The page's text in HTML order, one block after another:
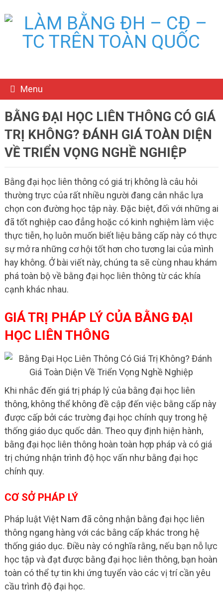
Menu
BẰNG ĐẠI HỌC LIÊN THÔNG CÓ GIÁ
TRỊ KHÔNG? ĐÁNH GIÁ TOÀN DIỆN
VỀ TRIỂN VỌNG NGHỀ NGHIỆP
Bằng đại học liên thông có giá trị không là câu hỏi
thường trực của rất nhiều người đang cân nhắc lựa
chọn con đường học tập này. Đặc biệt, đối với những ai
đã tốt nghiệp cao đẳng hoặc có kinh nghiệm làm việc
thực tiễn, họ luôn muốn biết liệu bằng cấp này có thực
sự mở ra những cơ hội tốt hơn cho tương lai của mình
hay không. Ở bài viết này, chúng ta sẽ cùng nhau khám
phá toàn bộ về bằng đại học liên thông từ các khía
cạnh khác nhau.
GIÁ TRỊ PHÁP LÝ CỦA BẰNG ĐẠI
HỌC LIÊN THÔNG
Khi nhắc đến giá trị pháp lý của bằng đại học liên
thông, không thể không đề cập đến việc bằng cấp này
được cấp bởi các trường đại học chính quy trong hệ
thống giáo dục quốc dân. Theo quy định hiện hành,
bằng đại học liên thông hoàn toàn hợp pháp và có giá
trị chứng nhận trình độ học vấn như bằng đại học
chính quy.
CƠ SỞ PHÁP LÝ
Pháp luật Việt Nam đã công nhận bằng đại học liên
thông ngang hàng với các bằng cấp khác trong hệ
thống giáo dục. Điều này có nghĩa rằng, nếu bạn nỗ lực
học tập và đạt được bằng đại học liên thông, bạn hoàn
toàn có thể tự tin khi ứng tuyển vào các vị trí cần yêu
cầu trình độ đại học.